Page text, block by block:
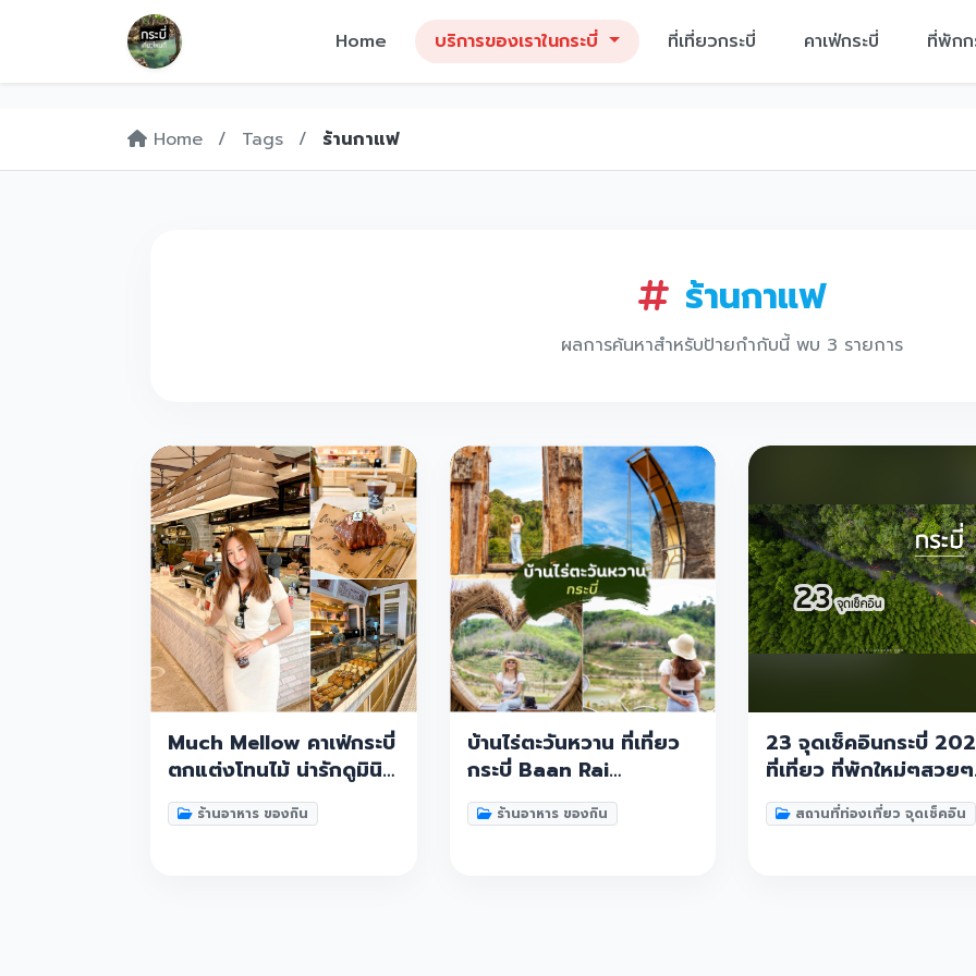
Home บริการของเราในกระบี่ ที่เที่ยวกระบี่ คาเฟ่กระบี่ ที่พักก
Home / Tags / ร้านกาแฟ
ร้านกาแฟ
ผลการค้นหาสำหรับป้ายกำกับนี้ พบ 3 รายการ
Much Mellow คาเฟ่กระบี่
ตกแต่งโทนไม้ น่ารักดูมินิ
มอล เมนูเด็ดครัวซองท์
Signature และ Bakery
ร้านอาหาร ของกิน
บ้านไร่ตะวันหวาน ที่เที่ยว
กระบี่ Baan Rai
TawanWarn Krabi
ร้านอาหาร ของกิน
23 จุดเช็คอินกระบี่
ที่เที่ยว ที่พักใหม่ๆสวยๆ
คาเฟ่ ทะเล ภูเขา
สถานที่ท่องเที่ยว จุดเช็คอิน